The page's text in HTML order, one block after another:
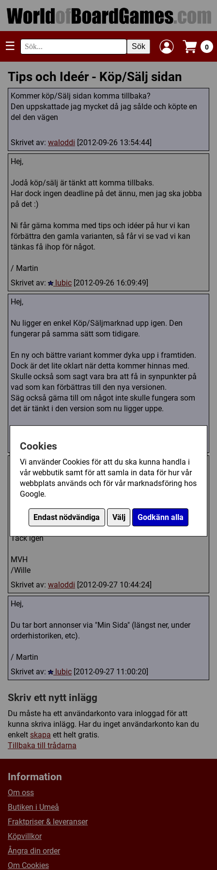
Cookies
Vi använder Cookies för att du ska kunna handla i
vår webbutik samt för att samla in data för hur vår
webbplats används och för vår marknadsföring hos
Google.
Endast nödvändiga Välj Godkänn alla
☰ Sök 0
Tips och Ideér - Köp/Sälj sidan
Kommer köp/Sälj sidan komma tillbaka?
Den uppskattade jag mycket då jag sålde och köpte en
del den vägen
Skrivet av: waloddi [2012-09-26 13:54:44]
Hej,
Jodå köp/sälj är tänkt att komma tillbaks.
Har dock ingen deadline på det ännu, men jag ska jobba
på det :)
Ni får gärna komma med tips och idéer på hur vi kan
förbättra den gamla varianten, så får vi se vad vi kan
tänkas få ihop för något.
/ Martin
Skrivet av:
lubic [2012-09-26 16:09:49]
Hej,
Nu ligger en enkel Köp/Säljmarknad upp igen. Den
fungerar på samma sätt som tidigare.
En ny och bättre variant kommer dyka upp i framtiden.
Dock är det lite oklart när detta kommer hinnas med.
Skulle också som sagt vara bra att få in synpunkter på
vad som kan förbättras till den nya versionen.
Säg också gärna till om något inte skulle fungera som
det är tänkt i den version som nu ligger uppe.
Skrivet av: lubic
Strålande, tackar!
En funktion som jag inte hittade tidigare är möjligheten
att ta bort sina inlägg.
men jag lyckades inte hitta den
Tack igen
MVH
/Wille
Skrivet av: waloddi [2012-09-27 10:44:24]
Hej,
Du tar bort annonser via "Min Sida" (längst ner, under
orderhistoriken, etc).
/ Martin
Skrivet av:
lubic [2012-09-27 11:00:20]
Skriv ett nytt inlägg
Du måste ha ett användarkonto vara inloggad för att
kunna skriva inlägg. Har du inget användarkonto kan du
enkelt skapa ett helt gratis.
Tillbaka till trådarna
Information
Om oss
Butiken i Umeå
Fraktpriser & leveranser
Köpvillkor
Ångra din order
Om Cookies